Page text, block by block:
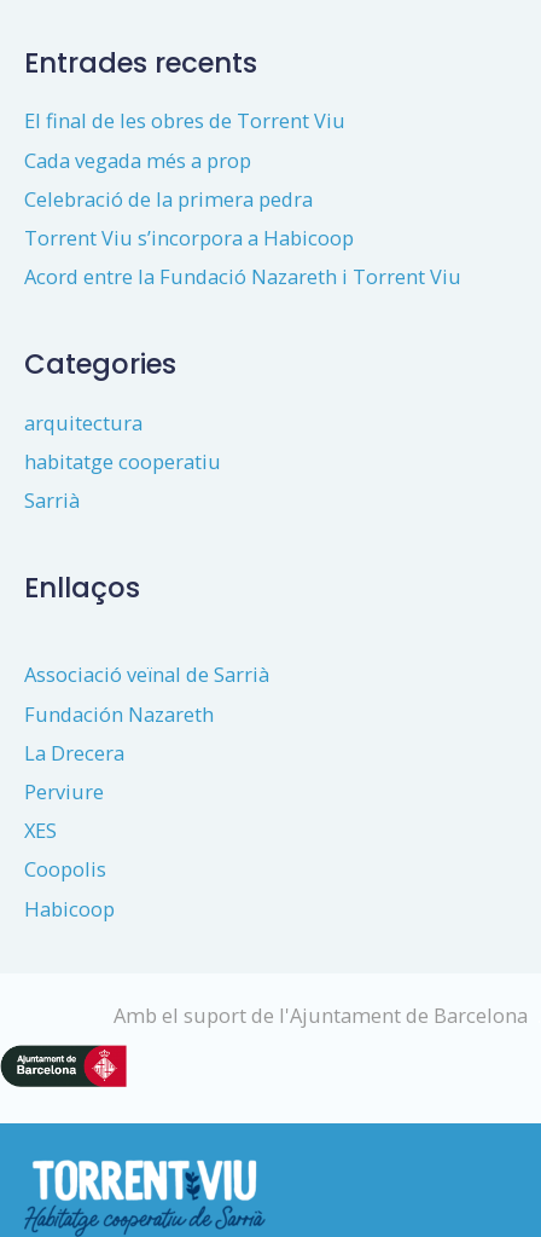
Entrades recents
El final de les obres de Torrent Viu
Cada vegada més a prop
Celebració de la primera pedra
Torrent Viu s’incorpora a Habicoop
Acord entre la Fundació Nazareth i Torrent Viu
Categories
arquitectura
habitatge cooperatiu
Sarrià
Enllaços
Associació veïnal de Sarrià
Fundación Nazareth
La Drecera
Perviure
XES
Coopolis
Habicoop
Amb el suport de l'Ajuntament de Barcelona